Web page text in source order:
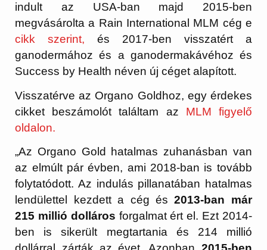
indult az USA-ban majd 2015-ben
megvásárolta a Rain International MLM cég e
cikk szerint, és 2017-ben visszatért a
ganodermához és a ganodermakávéhoz és
Success by Health néven új céget alapított.
Visszatérve az Organo Goldhoz, egy érdekes
cikket beszámolót találtam az MLM figyelő
oldalon.
„Az Organo Gold hatalmas zuhanásban van
az elmúlt pár évben, ami 2018-ban is tovább
folytatódott. Az indulás pillanatában hatalmas
lendülettel kezdett a cég és2013-ban már
215 millió dolláros forgalmat ért el. Ezt 2014-
ben is sikerült megtartania és 214 millió